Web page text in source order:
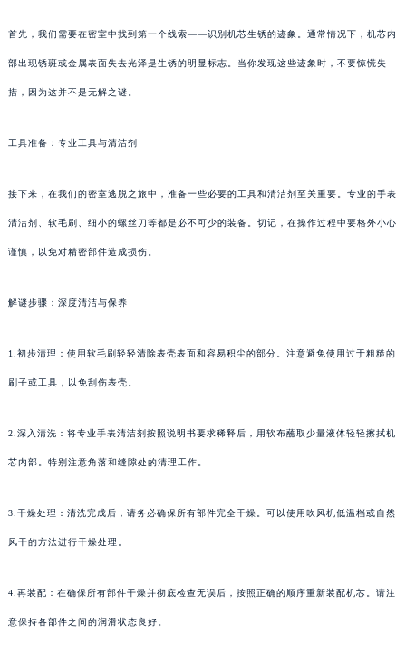
首先，我们需要在密室中找到第一个线索——识别机芯生锈的迹象。通常情况下，机芯内
部出现锈斑或金属表面失去光泽是生锈的明显标志。当你发现这些迹象时，不要惊慌失
措，因为这并不是无解之谜。
工具准备：专业工具与清洁剂
接下来，在我们的密室逃脱之旅中，准备一些必要的工具和清洁剂至关重要。专业的手表
清洁剂、软毛刷、细小的螺丝刀等都是必不可少的装备。切记，在操作过程中要格外小心
谨慎，以免对精密部件造成损伤。
解谜步骤：深度清洁与保养
1.初步清理：使用软毛刷轻轻清除表壳表面和容易积尘的部分。注意避免使用过于粗糙的
刷子或工具，以免刮伤表壳。
2.深入清洗：将专业手表清洁剂按照说明书要求稀释后，用软布蘸取少量液体轻轻擦拭机
芯内部。特别注意角落和缝隙处的清理工作。
3.干燥处理：清洗完成后，请务必确保所有部件完全干燥。可以使用吹风机低温档或自然
风干的方法进行干燥处理。
4.再装配：在确保所有部件干燥并彻底检查无误后，按照正确的顺序重新装配机芯。请注
意保持各部件之间的润滑状态良好。